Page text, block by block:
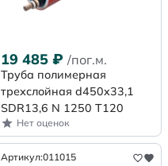
19 485 ₽ /пог.м.
Труба полимерная
трехслойная d450x33,1
SDR13,6 N 1250 Т120
Нет оценок
Артикул:011015